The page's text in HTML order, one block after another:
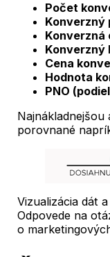
Počet
Konverzný
Konverzná
Konverzný
Cena
Hodnota
PNO
porovnané
Vizualizácia dát
Odpovede na
o